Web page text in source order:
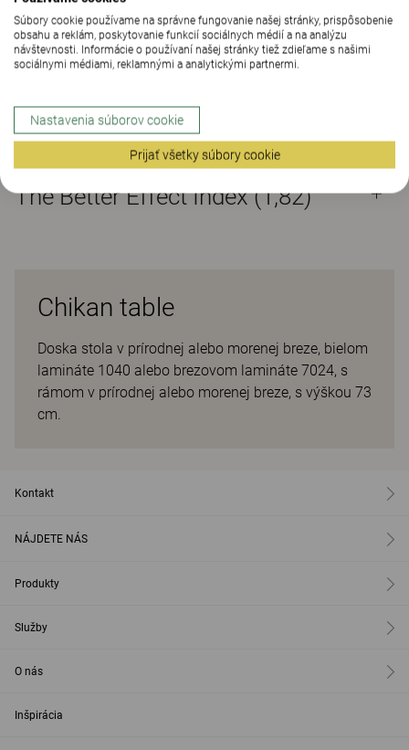
Materiály Na stiahnutie (4)
Materiály
Na stiahnutie (4)
The Better Effect Index (1,82)
Chikan table
Doska stola v prírodnej alebo morenej breze, bielom
lamináte 1040 alebo brezovom lamináte 7024, s
rámom v prírodnej alebo morenej breze, s výškou 73
cm.
Kontakt
NÁJDETE NÁS
Produkty
Služby
O nás
Inšpirácia
Súbory cookie používame na správne fungovanie našej stránky, prispôsobenie
obsahu a reklám, poskytovanie funkcií sociálnych médií a na analýzu
návštevnosti. Informácie o používaní našej stránky tiež zdieľame s našimi
sociálnymi médiami, reklamnými a analytickými partnermi.
Nastavenia súborov cookie
Prijať všetky súbory cookie